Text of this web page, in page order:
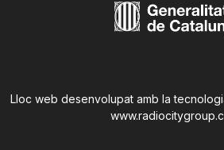
Lloc web desenvolupat amb la